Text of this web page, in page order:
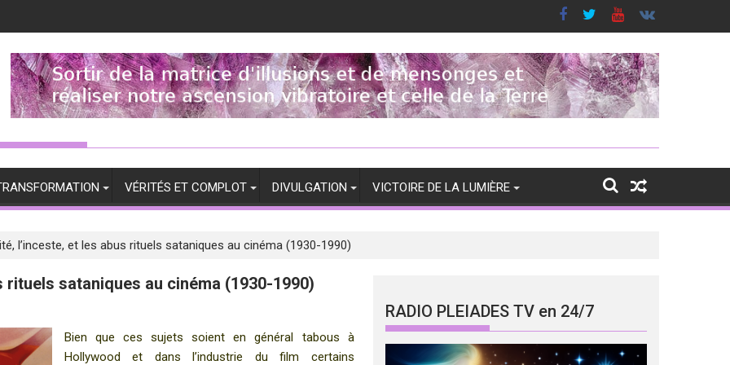
VÉRITÉS ET COMPLOT DIVULGATION VICTOIRE DE LA LUMIÈRE
l’inceste, et les abus rituels sataniques au cinéma (1930-1990)
sataniques au cinéma (1930-1990)
Bien que ces sujets soient en général tabous à
Hollywood et dans l’industrie du film certains
RADIO PLEIADES TV en 24/7